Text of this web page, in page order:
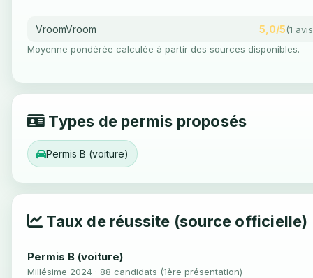
VroomVroom 5,0/5(1
Moyenne pondérée calculée à partir des sources disponibles.
Types de permis proposés
Permis B (voiture)
Taux de réussite (source officielle)
Permis B (voiture)
Millésime 2024 · 88 candidats (1ère présentation)